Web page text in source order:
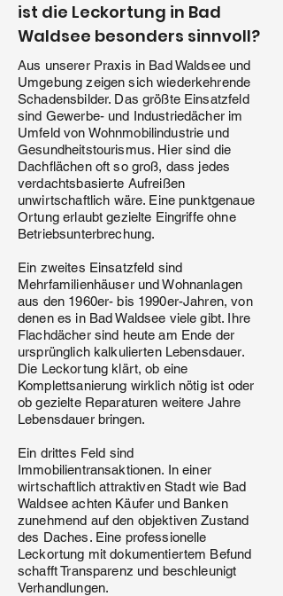
ist die Leckortung in Bad
Waldsee besonders sinnvoll?
Aus unserer Praxis in Bad Waldsee und
Umgebung zeigen sich wiederkehrende
Schadensbilder. Das größte Einsatzfeld
sind Gewerbe- und Industriedächer im
Umfeld von Wohnmobilindustrie und
Gesundheitstourismus. Hier sind die
Dachflächen oft so groß, dass jedes
verdachtsbasierte Aufreißen
unwirtschaftlich wäre. Eine punktgenaue
Ortung erlaubt gezielte Eingriffe ohne
Betriebsunterbrechung.
Ein zweites Einsatzfeld sind
Mehrfamilienhäuser und Wohnanlagen
aus den 1960er- bis 1990er-Jahren, von
denen es in Bad Waldsee viele gibt. Ihre
Flachdächer sind heute am Ende der
ursprünglich kalkulierten Lebensdauer.
Die Leckortung klärt, ob eine
Komplettsanierung wirklich nötig ist oder
ob gezielte Reparaturen weitere Jahre
Lebensdauer bringen.
Ein drittes Feld sind
Immobilientransaktionen. In einer
wirtschaftlich attraktiven Stadt wie Bad
Waldsee achten Käufer und Banken
zunehmend auf den objektiven Zustand
des Daches. Eine professionelle
Leckortung mit dokumentiertem Befund
schafft Transparenz und beschleunigt
Verhandlungen.